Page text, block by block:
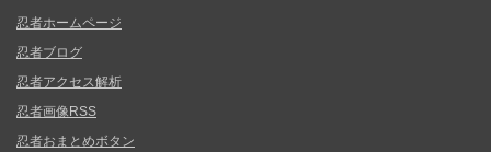
忍者ホームページ
忍者ブログ
忍者アクセス解析
忍者画像RSS
忍者おまとめボタン